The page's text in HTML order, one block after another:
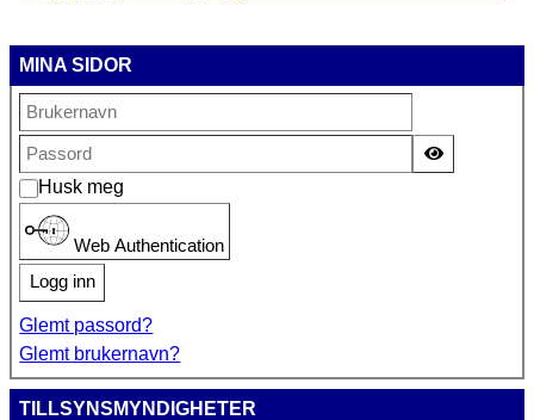
MINA SIDOR
Husk meg
Web Authentication
Logg inn
Glemt passord?
Glemt brukernavn?
TILLSYNSMYNDIGHETER